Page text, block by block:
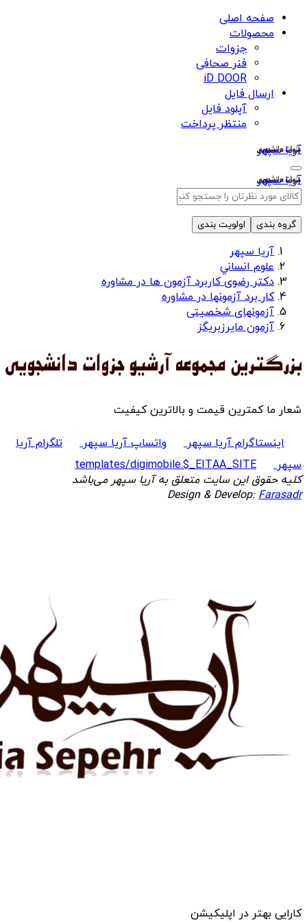
صفحه اصلی
محصولات
جزوات
فنر صحافی
iD DOOR
ارسال فایل
آپلود فایل
منتظر پرداخت
آریا سپهر
آریا سپهر
گروه بندی اولویت بندی
آریا سپهر
علوم انساني
دکتر رضوی کاربرد آزمون ها در مشاوره
کار برد آزمونها در مشاوره
آزمونهای شخصیتی
آزمون مایرزبریگز
شعار ما کمترین قیمت و بالاترین کیفیت
اینستاگرام آریا سپهر واتساپ آریا سپهر
تلگرام آریا
سپهر
templates/digimobile.$_EITAA_SITE
کلیه حقوق این سایت متعلق به آریا سپهر می‌باشد
Design & Develop:Farasadr
کارایی بهتر در اپلیکیشن